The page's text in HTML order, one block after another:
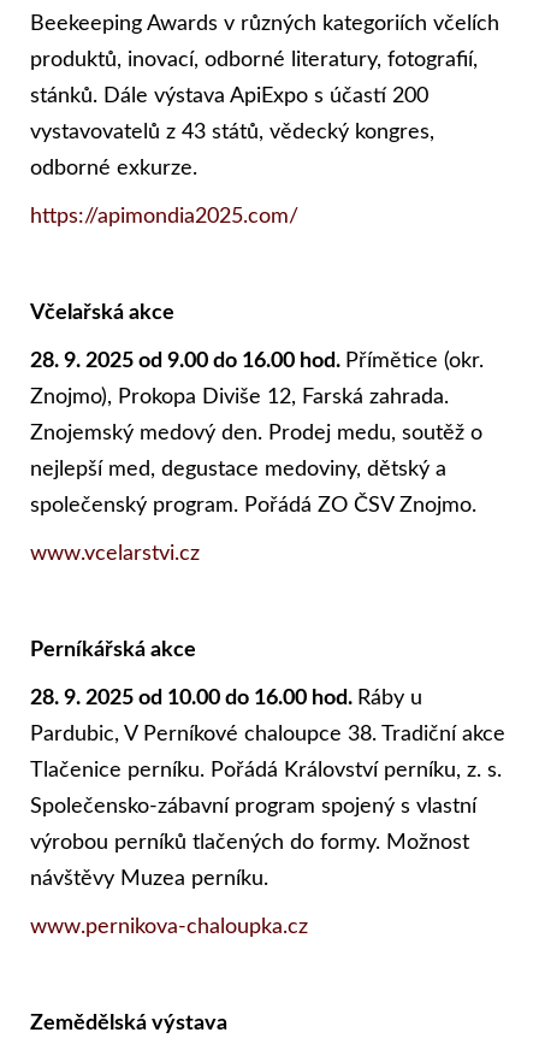
Beekeeping Awards v různých kategoriích včelích
produktů, inovací, odborné literatury, fotografií,
stánků. Dále výstava ApiExpo s účastí 200
vystavovatelů z 43 států, vědecký kongres,
odborné exkurze.
https://apimondia2025.com/
Včelařská akce
28. 9. 2025 od 9.00 do 16.00 hod. Přímětice (okr.
Znojmo), Prokopa Diviše 12, Farská zahrada.
Znojemský medový den. Prodej medu, soutěž o
nejlepší med, degustace medoviny, dětský a
společenský program. Pořádá ZO ČSV Znojmo.
www.vcelarstvi.cz
Perníkářská akce
28. 9. 2025 od 10.00 do 16.00 hod. Ráby u
Pardubic, V Perníkové chaloupce 38. Tradiční akce
Tlačenice perníku. Pořádá Království perníku, z. s.
Společensko-zábavní program spojený s vlastní
výrobou perníků tlačených do formy. Možnost
návštěvy Muzea perníku.
www.pernikova-chaloupka.cz
Zemědělská výstava